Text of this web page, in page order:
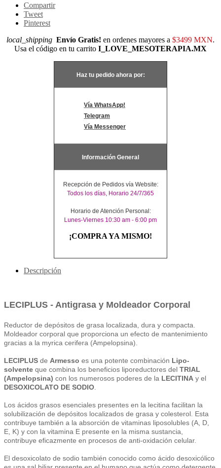
Compartir
Tweet
Pinterest
local_shipping Envío Gratis! en ordenes mayores a $3499 MXN.
Usa el código en tu carrito I_LOVE_MESOTERAPIA.MX
Haz tu pedido ahora por:
Vía WhatsApp!
Telegram
Vía Messenger
Información General
Recepción de Pedidos vía Website:
Todos los días, Horario 24/7/365
Horario de Atención Personal:
Lunes-Viernes 10:30 am - 6:00 pm
¡COMPRA YA MISMO!
Descripción
LECIPLUS - Antigrasa y Moldeador Corporal
Reductor de depósitos de grasa localizada, dura y compacta.
Moldeador corporal que proporciona un efecto de mantenimiento
gracias a la myrica cerifera (Ampelopsina).
LECIPLUS de Armesso es una potente combinación Lipo-
solvente que combina los beneficios liporeductores del TRIAL
(Ampelopsina) con los numerosos poderes de la LECITINA y el
DESOXICOLATO DE SODIO
Los ácidos grasos esenciales presentes en la lecitina facilitan la
solubilización de depósitos localizados de grasa y colesterol. Esta
contribuye también a la absorción de vitaminas liposolubles (A, D,
E, K) y con la vitamina E presente en la misma sustancia,
contribuye eficazmente en procesos de anti-oxidación celular.
El desoxicolato de sodio también conocido como ácido desoxicólico